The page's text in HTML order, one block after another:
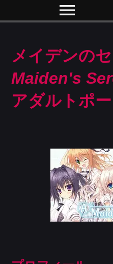
menu
メイデンの
Maiden's
アダルトポ